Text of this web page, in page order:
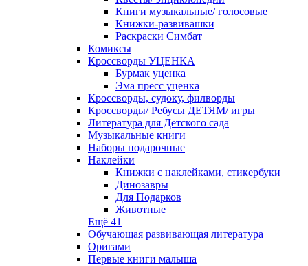
Книги музыкальные/ голосовые
Книжки-развивашки
Раскраски Симбат
Комиксы
Кроссворды УЦЕНКА
Бурмак уценка
Эма пресс уценка
Кроссворды, судоку, филворды
Кроссворды/ Ребусы ДЕТЯМ/ игры
Литература для Детского сада
Музыкальные книги
Наборы подарочные
Наклейки
Книжки с наклейками, стикербуки
Динозавры
Для Подарков
Животные
Ещё 41
Обучающая развивающая литература
Оригами
Первые книги малыша